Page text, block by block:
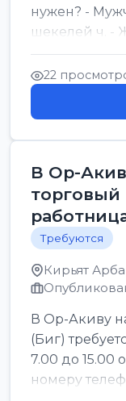
нужен? -
шекелей ч. -
шекеля ч.
22
В Ор-
торговый
Требуются
Кирьят
В Ор-Акиву
(Биг)
7.00 до 15.00
номеру